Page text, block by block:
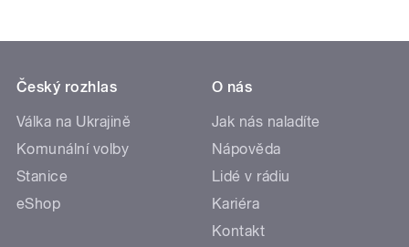
Český rozhlas
Válka na Ukrajině
Komunální volby
Stanice
eShop
O nás
Jak nás naladíte
Nápověda
Lidé v rádiu
Kariéra
Kontakt